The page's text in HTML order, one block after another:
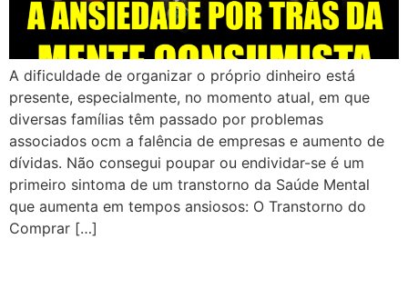
A dificuldade de organizar o próprio dinheiro está
presente, especialmente, no momento atual, em que
diversas famílias têm passado por problemas
associados ocm a falência de empresas e aumento de
dívidas. Não consegui poupar ou endividar-se é um
primeiro sintoma de um transtorno da Saúde Mental
que aumenta em tempos ansiosos: O Transtorno do
Comprar […]